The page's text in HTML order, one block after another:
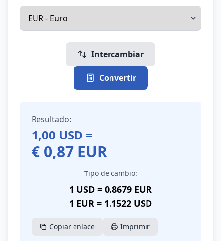
Intercambiar
Convertir
Resultado:
1,00 USD =
€ 0,87 EUR
Tipo de cambio:
1 USD = 0.8679 EUR
1 EUR = 1.1522 USD
Copiar enlace Imprimir